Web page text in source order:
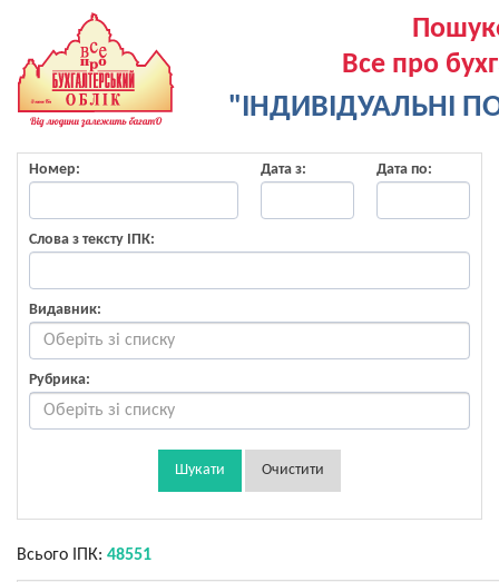
Все про
"ІНДИВІДУАЛЬНІ
Номер: Дата з: Дата по:
Слова з тексту ІПК:
Видавник:
Рубрика:
Шукати Очистити
Всього ІПК: 48551